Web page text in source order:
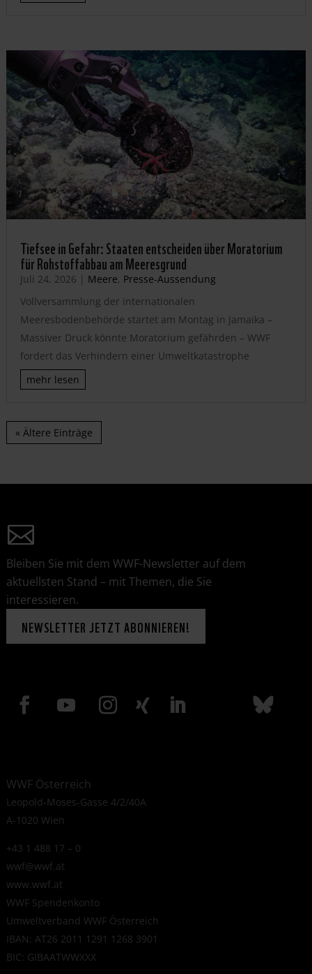
Tiefsee in Gefahr: Staaten entscheiden über Moratorium
für Rohstoffabbau am Meeresgrund
Juli 24, 2026 | Meere, Presse-Aussendung
Vollversammlung der internationalen
Meeresbodenbehörde startet am Montag in Jamaika –
Massiver Druck könnte Moratorium gefährden – WWF
fordert das Verhindern einer Umweltkatastrophe
mehr lesen
« Ältere Einträge
Bleiben Sie mit dem WWF-Newsletter auf dem
aktuellsten Stand – mit Themen, die Sie
interessieren.
NEWSLETTER JETZT ABONNIEREN!
WWF Österreich
Leopold-Moses-Gasse 4/2/40A
A-1020 Wien
+43 1 488 17 – 0
wwf@wwf.at
www.wwf.at
WWF Spendenkonto
Umweltverband WWF Österreich
IBAN: AT26 2011 1291 1268 3901
BIC: GIBAATWWXXX